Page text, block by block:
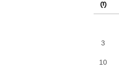
Ო
3
10